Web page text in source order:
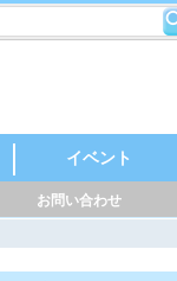
イベント
神社・仏閣
お祭り・花火
親子参加型
○○教室
スポーツイベント
音楽・楽器
マルシェ
お問い合わせ